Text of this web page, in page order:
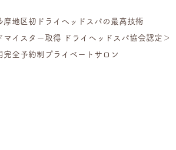
摩地区初ドライヘッドスパの最高技術
マイスター​取得 ドライヘッドスパ協会認定＞
完全予約制プライベートサロン​